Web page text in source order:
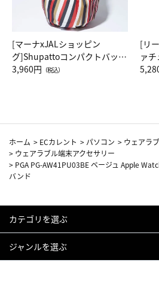
[マーナxJALショッピン
グ]Shupattoコンパクトバッグ
Drop JAL客室乗務員（LC）ス
3,960円 （税込）
[リ
ァ
ト（
ホーム > ECカレント > パソコン > ウェアラ
> ウェアラブル端末アクセサリー
> PGA PG-AW41PU03BE ベージュ Apple
バンド
カテゴリを選ぶ
ジャンルを選ぶ